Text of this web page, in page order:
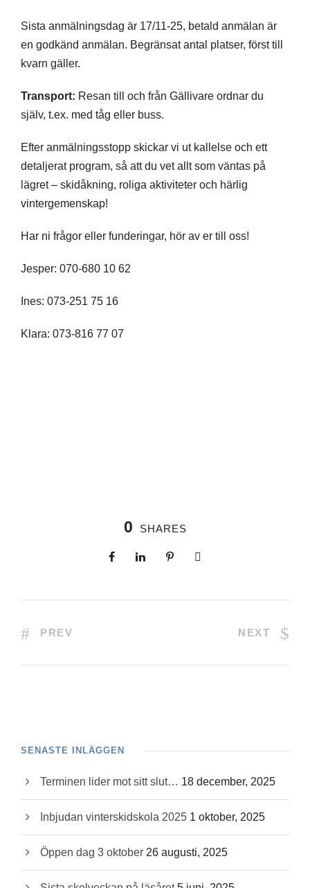
Sista anmälningsdag är 17/11-25, betald anmälan är
en godkänd anmälan. Begränsat antal platser, först till
kvarn gäller.
Transport: Resan till och från Gällivare ordnar du
själv, t.ex. med tåg eller buss.
Efter anmälningsstopp skickar vi ut kallelse och ett
detaljerat program, så att du vet allt som väntas på
lägret – skidåkning, roliga aktiviteter och härlig
vintergemenskap!
Har ni frågor eller funderingar, hör av er till oss!
Jesper: 070-680 10 62
Ines: 073-251 75 16
Klara: 073-816 77 07
0 SHARES
PREV NEXT
SENASTE INLÄGGEN
Terminen lider mot sitt slut… 18 december, 2025
Inbjudan vinterskidskola 2025 1 oktober, 2025
Öppen dag 3 oktober 26 augusti, 2025